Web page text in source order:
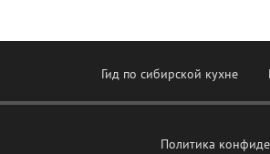
Гид по сибирской кухне
Политика